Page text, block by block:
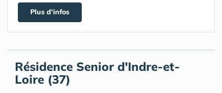
Plus d'infos
Résidence Senior d'Indre-et-
Loire (37)